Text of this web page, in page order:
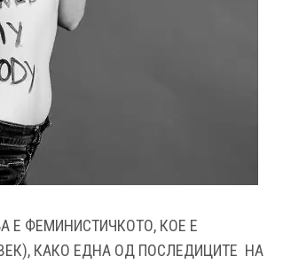
Е ФЕМИНИСТИЧКОТО, КОЕ Е
КАКО ЕДНА ОД ПОСЛЕДИЦИТЕ НА